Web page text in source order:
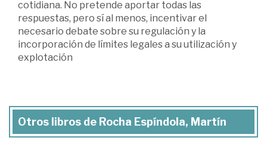
cotidiana. No pretende aportar todas las
respuestas, pero sí al menos, incentivar el
necesario debate sobre su regulación y la
incorporación de límites legales a su utilización y
explotación
Otros libros de Rocha Espíndola, Martín